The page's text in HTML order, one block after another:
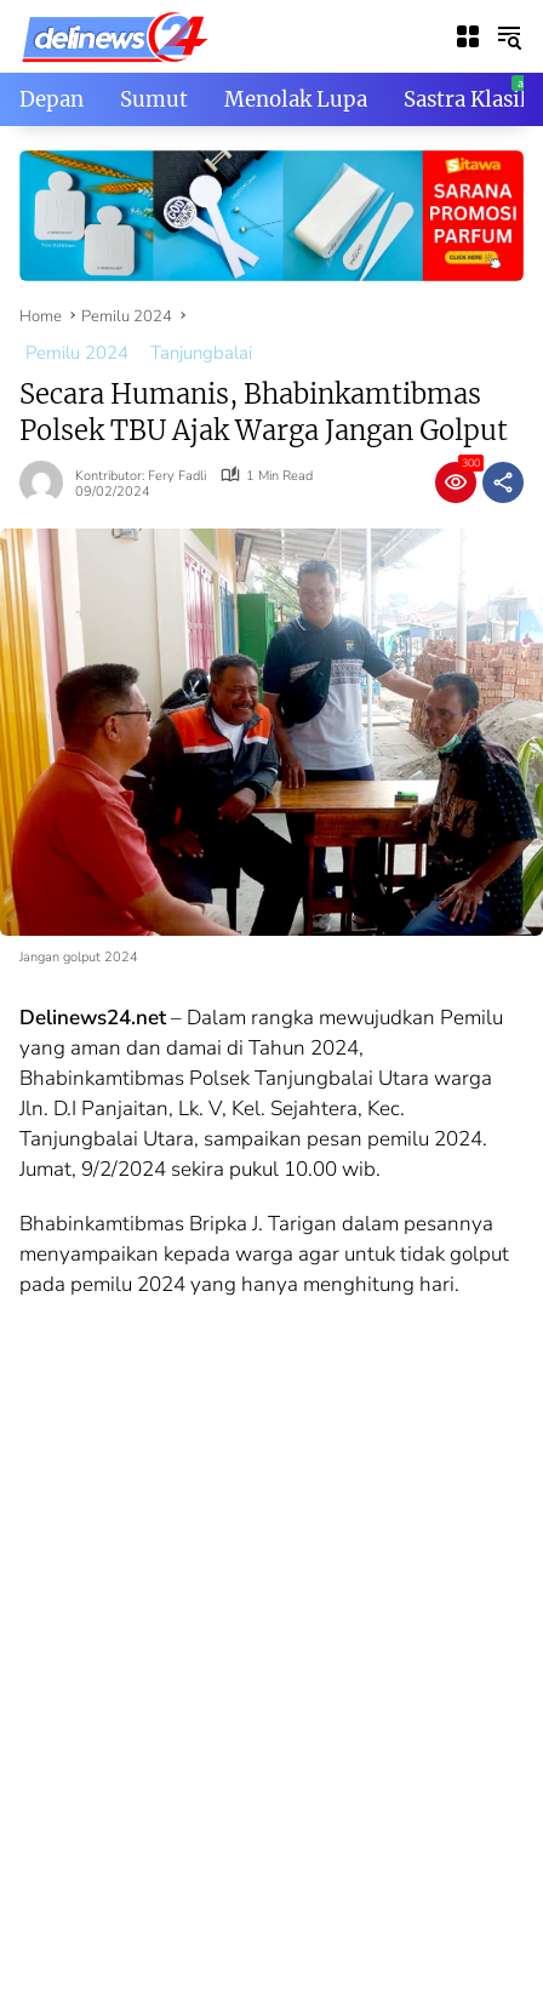
Skip
content
Depan Sumut Menolak Lupa Sastra Klasik
Home Pemilu 2024
Pemilu 2024 Tanjungbalai
Secara Humanis, Bhabinkamtibmas
Polsek TBU Ajak Warga Jangan Golput
Kontributor: Fery Fadli
1 Min Read
09/02/2024
300
Jangan golput 2024
Delinews24.net– Dalam rangka mewujudkan Pemilu
yang aman dan damai di Tahun 2024,
Bhabinkamtibmas Polsek Tanjungbalai Utara warga
Jln. D.I Panjaitan, Lk. V, Kel. Sejahtera, Kec.
Tanjungbalai Utara, sampaikan pesan pemilu 2024.
Jumat, 9/2/2024 sekira pukul 10.00 wib.
Bhabinkamtibmas Bripka J. Tarigan dalam pesannya
menyampaikan kepada warga agar untuk tidak golput
pada pemilu 2024 yang hanya menghitung hari.